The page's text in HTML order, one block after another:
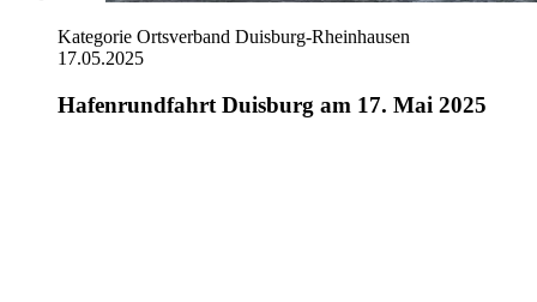
Kategorie Ortsverband Duisburg-Rheinhausen
17.05.2025
Hafenrundfahrt Duisburg am 17. Mai 2025